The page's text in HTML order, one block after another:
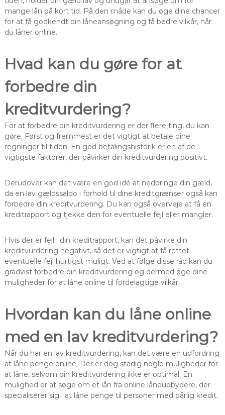
mange lån på kort tid. På den måde kan du øge dine chancer
for at få godkendt din låneansøgning og få bedre vilkår, når
du låner online.
Hvad kan du gøre for at
forbedre din
kreditvurdering?
For at forbedre din kreditvurdering er der flere ting, du kan
gøre. Først og fremmest er det vigtigt at betale dine
regninger til tiden. En god betalingshistorik er en af de
vigtigste faktorer, der påvirker din kreditvurdering positivt.
Derudover kan det være en god idé at nedbringe din gæld,
da en lav gældssaldo i forhold til dine kreditgrænser også kan
forbedre din kreditvurdering. Du kan også overveje at få en
kreditrapport og tjekke den for eventuelle fejl eller mangler.
Hvis der er fejl i din kreditrapport, kan det påvirke din
kreditvurdering negativt, så det er vigtigt at få rettet
eventuelle fejl hurtigst muligt. Ved at følge disse råd kan du
gradvist forbedre din kreditvurdering og dermed øge dine
muligheder for at låne online til fordelagtige vilkår.
Hvordan kan du låne online
med en lav kreditvurdering?
Når du har en lav kreditvurdering, kan det være en udfordring
at låne penge online. Der er dog stadig nogle muligheder for
at låne, selvom din kreditvurdering ikke er optimal. En
mulighed er at søge om et lån fra online låneudbydere, der
specialiserer sig i at låne penge til personer med dårlig kredit.